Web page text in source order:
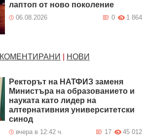
лаптоп от ново поколение
06.08.2026 1 864
0
КОМЕНТИРАНИ НОВИ
Ректорът на НАТФИЗ заменя
Министъра на образованието и
науката като лидер на
алтернативния университетски
синод
вчера в 12:42 ч. 45 012
17